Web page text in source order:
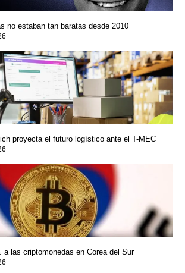
no estaban tan baratas desde 2010
proyecta el futuro logístico ante el T-MEC
a las criptomonedas en Corea del Sur